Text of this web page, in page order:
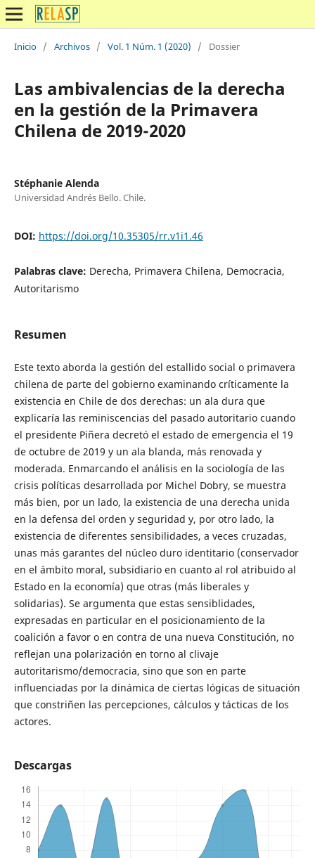
Inicio / Archivos / Vol. 1 Núm. 1 (2020) / Dossier
Las ambivalencias de la derecha
en la gestión de la Primavera
Chilena de 2019-2020
Stéphanie Alenda
Universidad Andrés Bello. Chile.
DOI: https://doi.org/10.35305/rr.v1i1.46
Palabras clave: Derecha, Primavera Chilena, Democracia,
Autoritarismo
Resumen
Este texto aborda la gestión del estallido social o primavera
chilena de parte del gobierno examinando críticamente la
existencia en Chile de dos derechas: un ala dura que
explicaría las reminiscencias del pasado autoritario cuando
el presidente Piñera decretó el estado de emergencia el 19
de octubre de 2019 y un ala blanda, más renovada y
moderada. Enmarcando el análisis en la sociología de las
crisis políticas desarrollada por Michel Dobry, se muestra
más bien, por un lado, la existencia de una derecha unida
en la defensa del orden y seguridad y, por otro lado, la
existencia de diferentes sensibilidades, a veces cruzadas,
unas más garantes del núcleo duro identitario (conservador
en el ámbito moral, subsidiario en cuanto al rol atribuido al
Estado en la economía) que otras (más liberales y
solidarias). Se argumenta que estas sensiblidades,
expresadas en particular en el posicionamiento de la
coalición a favor o en contra de una nueva Constitución, no
reflejan una polarización en torno al clivaje
autoritarismo/democracia, sino que son en parte
influenciadas por la dinámica de ciertas lógicas de situación
que constriñen las percepciones, cálculos y tácticas de los
actores.
Descargas